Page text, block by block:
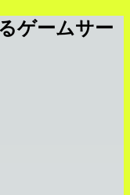
ゲームサー